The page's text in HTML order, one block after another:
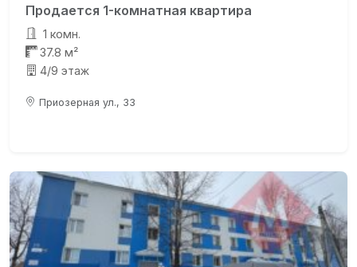
Продается 1-комнатная квартира
1 комн.
37.8 м²
4/9 этаж
Приозерная ул., 33